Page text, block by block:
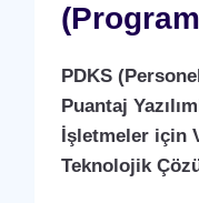
PDKS
Puantaj
İşletmeler için
Teknolojik